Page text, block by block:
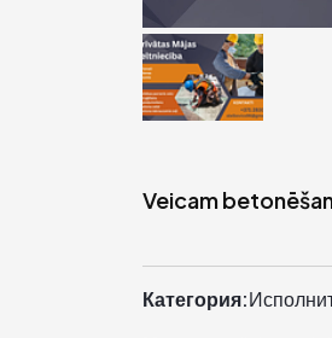
Veicam
Категория: